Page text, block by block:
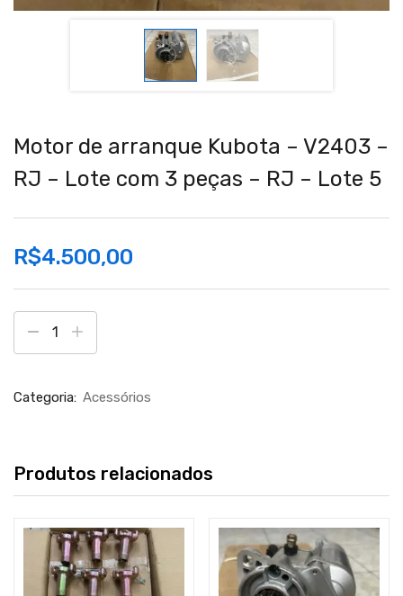
Motor de arranque Kubota – V2403 –
RJ – Lote com 3 peças – RJ – Lote 5
R$4.500,00
Categoria: Acessórios
Produtos relacionados